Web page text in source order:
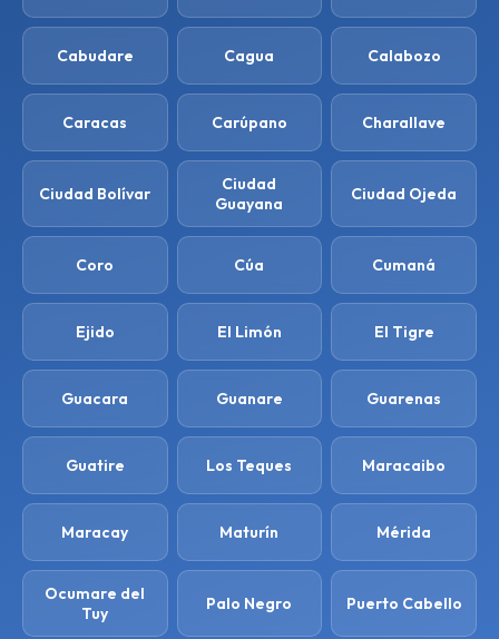
Cabudare Cagua Calabozo
Caracas Carúpano Charallave
Ciudad Bolívar
Ciudad
Guayana
Ciudad Ojeda
Coro Cúa Cumaná
Ejido El Limón El Tigre
Guacara Guanare Guarenas
Guatire Los Teques Maracaibo
Maracay Maturín Mérida
Ocumare del
Tuy
Palo Negro Puerto Cabello